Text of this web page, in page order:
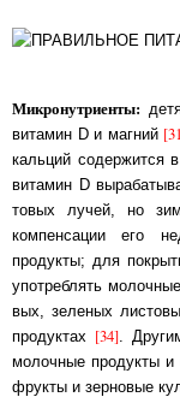
Микронутриенты:
витамин D и магний
кальций содержится
витамин D
то­вых лу­чей, но
компенсации его
продукты; для
упот­реб­лять
вых, зе­ле­ных
про­дук­тах [34] .
молочные продукты
фрук­ты и зерновые